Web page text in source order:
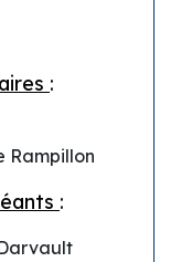
:
Rampillon
: